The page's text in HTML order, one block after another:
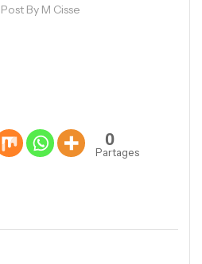
Post By M Cisse
0
Partages